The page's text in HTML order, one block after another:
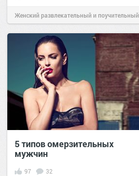
Женский развлекательный и поучительный
сайт.17:3813 апр 2020
5 типов омерзительных
мужчин
97 32